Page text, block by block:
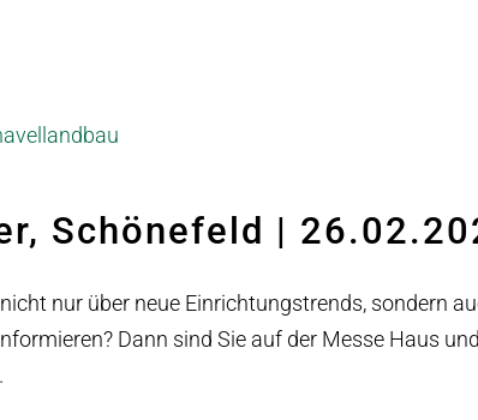
Schönefeld |
nur über neue Einrichtungstrends, sondern
Dann sind Sie auf der Messe Haus